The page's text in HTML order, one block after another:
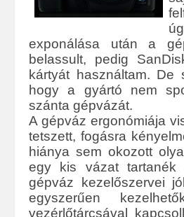
exponálása után a
belassult, pedig
kártyát használtam. De
hogy a gyártó nem
szánta gépvázát.
A gépváz ergonómiája
tetszett, fogásra
hiánya sem okozott
egy kis vázat tartanék
gépváz kezelőszervei
egyszerűen
vezérlőtárcsával